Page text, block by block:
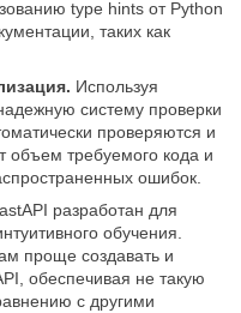
type hints от Python
таких как
Используя
систему проверки
проверяются и
объем требуемого кода и
ошибок.
разработан для
обучения.
проще создавать и
обеспечивая не такую
с другими